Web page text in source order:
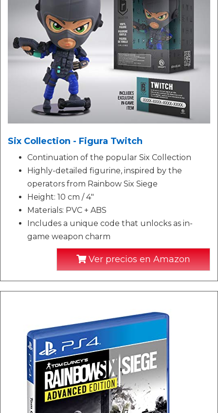
Six Collection - Figura Twitch
Continuation of the popular Six Collection
Highly-detailed figurine, inspired by the
operators from Rainbow Six Siege
Height: 10 cm / 4"
Materials: PVC + ABS
Includes a unique code that unlocks as in-
game weapon charm
Ver precios en Amazon